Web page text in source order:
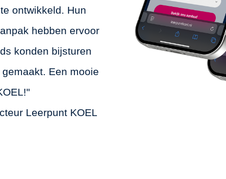
ontwikkeld. Hun
hebben ervoor
konden bijsturen
Een mooie
Leerpunt KOEL